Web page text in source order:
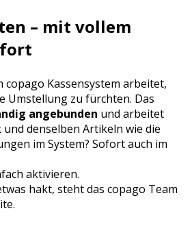
– mit vollem
copago Kassensystem arbeitet,
Umstellung zu fürchten. Das
angebunden und arbeitet
denselben Artikeln wie die
im System? Sofort auch im
aktivieren.
hakt, steht das copago Team